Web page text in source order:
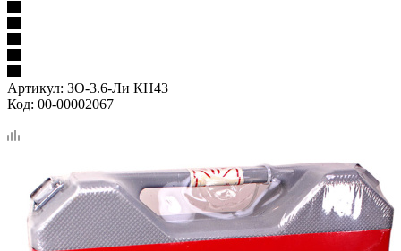
Артикул: ЗО-3.6-Ли КН43
Код: 00-00002067